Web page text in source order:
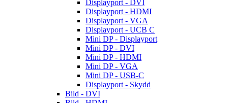
Displayport - DVI
Displayport - HDMI
Displayport - VGA
Displayport - UCB C
Mini DP - Displayport
Mini DP - DVI
Mini DP - HDMI
Mini DP - VGA
Mini DP - USB-C
Displayport - Skydd
Bild - DVI